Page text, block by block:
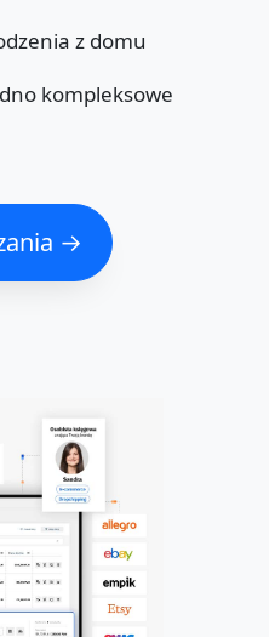
z domu
kompleksowe
→